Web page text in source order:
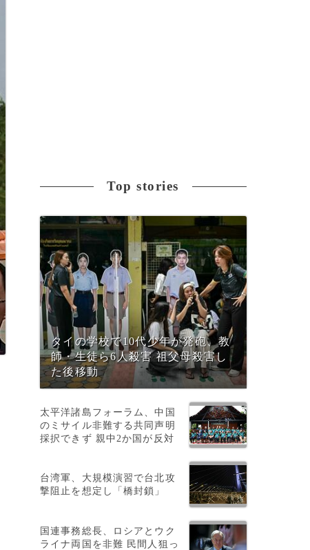
Top stories
タイの学校で10代少年が発砲、教
師・生徒ら6人殺害 祖父母殺害し
た後移動
太平洋諸島フォーラム、中国
のミサイル非難する共同声明
採択できず 親中2か国が反対
台湾軍、大規模演習で台北攻
撃阻止を想定し「橋封鎖」
国連事務総長、ロシアとウク
ライナ両国を非難 民間人狙っ